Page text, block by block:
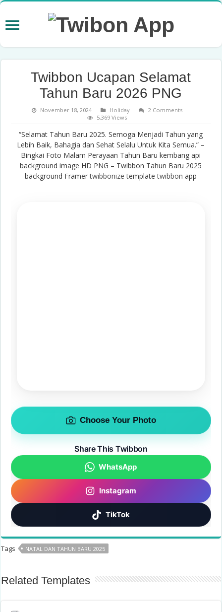
Twibbon Ucapan Selamat
Tahun Baru 2026 PNG
November 18, 2024 Holiday
2 Comments
5,369 Views
“Selamat Tahun Baru 2025. Semoga Menjadi Tahun yang
Lebih Baik, Bahagia dan Sehat Selalu Untuk Kita Semua.” –
Bingkai Foto Malam Perayaan Tahun Baru kembang api
background image HD PNG – Twibbon Tahun Baru 2025
background Framertwibbonize templatetwibbon app
Choose Your Photo
Share This Twibbon
WhatsApp
Instagram
TikTok
Tags NATAL DAN TAHUN BARU 2025
Related Templates